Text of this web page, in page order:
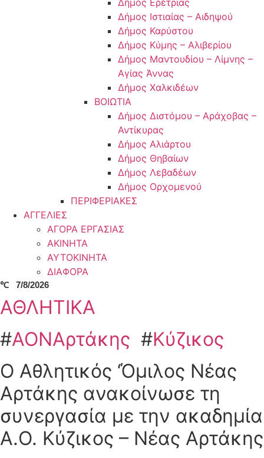
Δήμος Ερέτριας
Δήμος Ιστιαίας – Αιδηψού
Δήμος Καρύστου
Δήμος Κύμης – Αλιβερίου
Δήμος Μαντουδίου – Λίμνης –
Αγίας Άννας
Δήμος Χαλκιδέων
ΒΟΙΩΤΙΑ
Δήμος Διστόμου – Αράχοβας –
Αντίκυρας
Δήμος Αλιάρτου
Δήμος Θηβαίων
Δήμος Λεβαδέων
Δήμος Ορχομενού
ΠΕΡΙΦΕΡΙΑΚΕΣ
ΑΓΓΕΛΙΕΣ
ΑΓΟΡΑ ΕΡΓΑΣΙΑΣ
ΑΚΙΝΗΤΑ
ΑΥΤΟΚΙΝΗΤΑ
ΔΙΑΦΟΡΑ
℃ 7/8/2026
ΑΘΛΗΤΙΚΑ
#ΑΟΝΑρτάκης #Κύζικος
Ο Αθλητικός ‘Όμιλος Νέας
Αρτάκης ανακοίνωσε τη
συνεργασία με την ακαδημία
Α.Ο. Κύζικος – Νέας Αρτάκης